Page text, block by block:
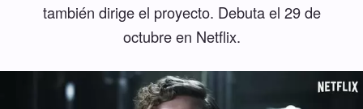
también dirige el proyecto. Debuta el 29 de
octubre en Netflix.